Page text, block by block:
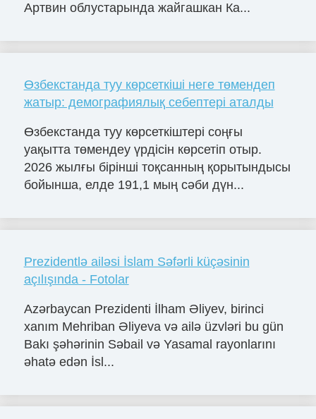
Артвин облустарында жайгашкан Ка...
Өзбекстанда туу көрсеткіші неге төмендеп
жатыр: демографиялық себептері аталды
Өзбекстанда туу көрсеткіштері соңғы
уақытта төмендеу үрдісін көрсетіп отыр.
2026 жылғы бірінші тоқсанның қорытындысы
бойынша, елде 191,1 мың сәби дүн...
Prezidentlə ailəsi İslam Səfərli küçəsinin
açılışında - Fotolar
Azərbaycan Prezidenti İlham Əliyev, birinci
xanım Mehriban Əliyeva və ailə üzvləri bu gün
Bakı şəhərinin Səbail və Yasamal rayonlarını
əhatə edən İsl...